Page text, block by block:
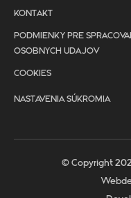
KONTAKT
PODMIENKY PRE
OSOBNYCH UDAJOV
COOKIES
NASTAVENIA SÚKROMIA
© Copyright